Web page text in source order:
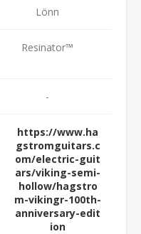
Lönn
Resinator™
-
https://www.ha
gstromguitars.c
om/electric-guit
ars/viking-semi-
hollow/hagstro
m-vikingr-100th-
anniversary-edit
ion